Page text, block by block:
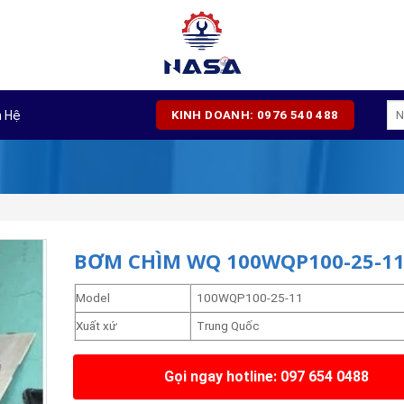
Hệ KINH DOANH: 0976 540 488
BƠM CHÌM WQ 100WQP100-25-11
Model
100WQP100-25-11
Xuất xứ
Trung Quốc
Gọi ngay hotline: 097 654 0488